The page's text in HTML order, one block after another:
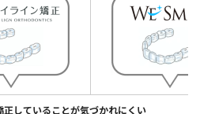
正していることが気づかれにくい